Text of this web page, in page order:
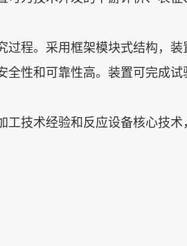
程。采用框架模块式结构，装
性和可靠性高。装置可完成试
技术经验和反应设备核心技